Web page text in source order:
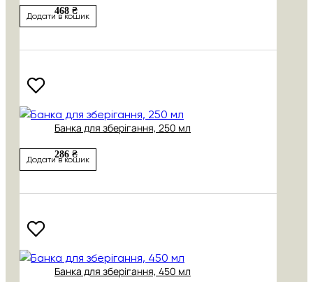
468 ₴
Додати в кошик
Банка для зберігання, 250 мл
286 ₴
Додати в кошик
Банка для зберігання, 450 мл